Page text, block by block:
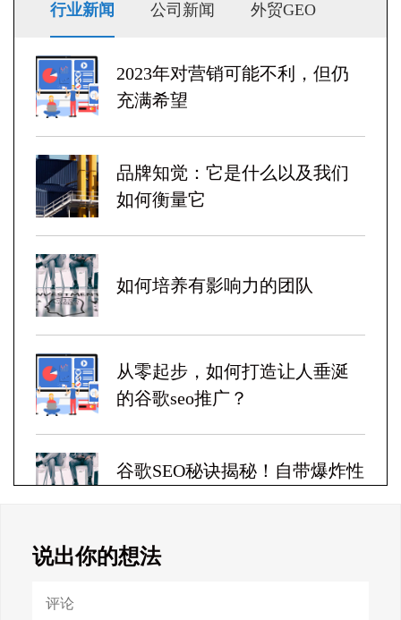
行业新闻 公司新闻 外贸GEO
2023年对营销可能不利，但仍
充满希望
品牌知觉：它是什么以及我们
如何衡量它
如何培养有影响力的团队
从零起步，如何打造让人垂涎
的谷歌seo推广？
谷歌SEO秘诀揭秘！自带爆炸性
Google SEO终极秘籍，一夜跻
说出你的想法